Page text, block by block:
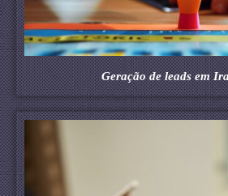
Geração de leads em